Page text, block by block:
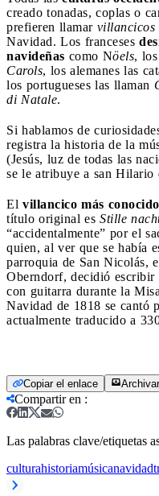
creado tonadas, coplas o
prefieren llamar villancicos
Navidad. Los franceses
navideñas como Nöels,
Carols, los alemanes las
los portugueses las llaman
di Natale.
Si hablamos de
registra la historia de la
(Jesús, luz de todas las
se le atribuye a san Hilario
El villancico más conocido
título original es Stille
“accidentalmente” por el
quien, al ver que se había
parroquia de San Nicolás,
Oberndorf, decidió escribir
con guitarra durante la
Navidad de 1818 se cantó
actualmente traducido a
Copiar el enlace
Compartir en :
Las palabras clave/etiquetas
culturahistoriamúsicanavidad